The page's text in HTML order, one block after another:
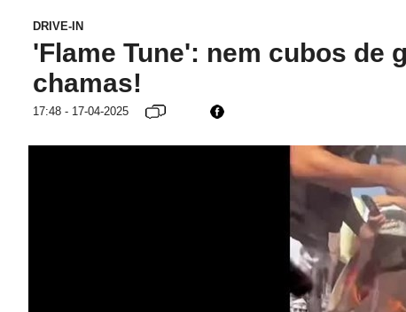
DRIVE-IN
'Flame Tune': nem cubos de
chamas!
17:48 - 17-04-2025